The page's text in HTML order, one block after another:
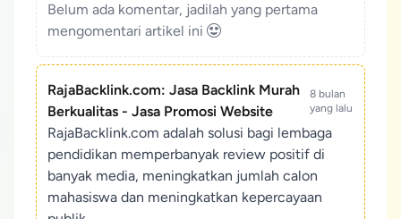
Belum ada komentar, jadilah yang pertama
mengomentari artikel ini
RajaBacklink.com: Jasa Backlink Murah
Berkualitas - Jasa Promosi Website
8 bulan
yang lalu
RajaBacklink.com adalah solusi bagi lembaga
pendidikan memperbanyak review positif di
banyak media, meningkatkan jumlah calon
mahasiswa dan meningkatkan kepercayaan